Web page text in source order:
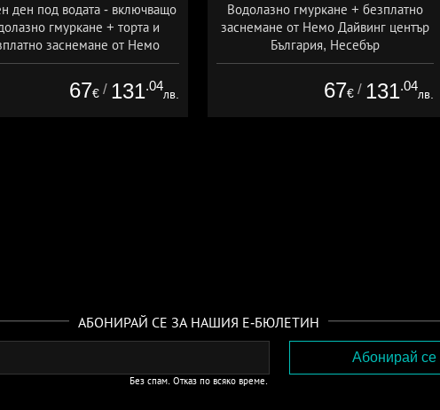
ден под водата - включващо
гмуркане + торта и
заснемане от Немо
център България, Несебър
67€ / 131.04
лв.
Водолазно гмуркане + безплатно
заснемане от Немо Дайвинг център
България, Несебър
67€ / 131.04
лв.
АБОНИРАЙ СЕ ЗА НАШИЯ Е-БЮЛЕТИН
Без спам. Отказ по всяко време.